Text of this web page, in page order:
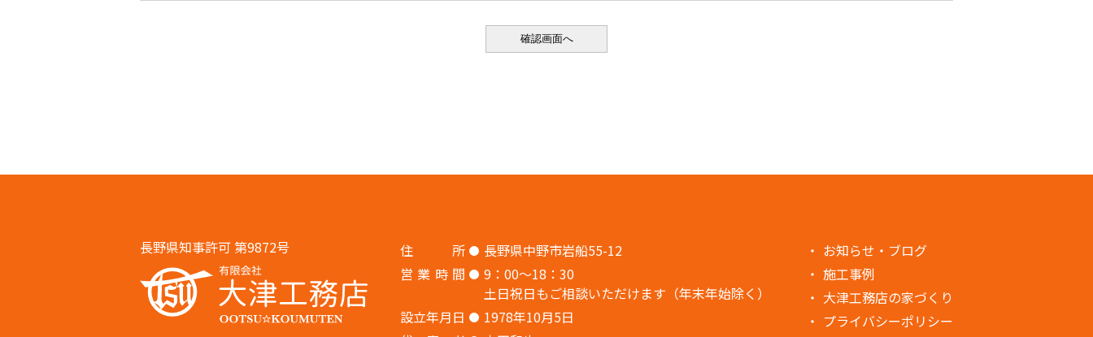
長野県知事許可 第9872号 住 所
長野県中野市岩船55-12
営 業 時 間
9：00〜18：30
土日祝日もご相談いただけます（年末年始除く）
設立年月日
1978年10月5日
お知らせ・ブログ
施工事例
大津工務店の家づくり
プライバシーポリシー